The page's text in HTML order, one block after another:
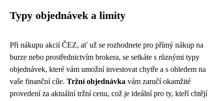
Typy objednávek a limity
Při nákupu akcií ČEZ, ať už se rozhodnete pro přímý nákup na
burze nebo prostřednictvím brokera, se setkáte s různými typy
objednávek, které vám umožní investovat chytře a s ohledem na
vaše finanční cíle. Tržní objednávka vám zaručí okamžité
provedení za aktuální tržní cenu, což je ideální pro ty, kteří chtějí